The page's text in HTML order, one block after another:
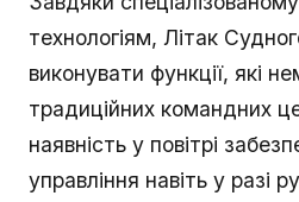
технологіям, Літак
виконувати функції, які
традиційних командних
наявність у повітрі
управління навіть у разі